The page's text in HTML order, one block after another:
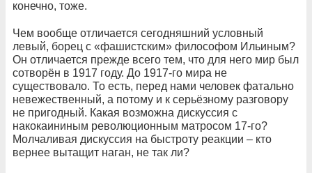
конечно, тоже.
Чем вообще отличается сегодняшний условный
левый, борец с «фашистским» философом Ильиным?
Он отличается прежде всего тем, что для него мир был
сотворён в 1917 году. До 1917-го мира не
существовало. То есть, перед нами человек фатально
невежественный, а потому и к серьёзному разговору
не пригодный. Какая возможна дискуссия с
накокаининым революционным матросом 17-го?
Молчаливая дискуссия на быстроту реакции – кто
вернее вытащит наган, не так ли?